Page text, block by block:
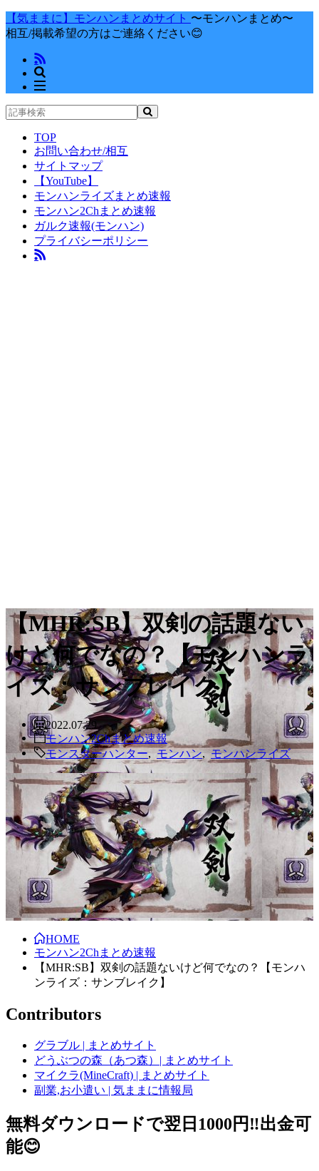
【気ままに】モンハンまとめサイト 〜モンハンまとめ〜
相互/掲載希望の方はご連絡ください😊
TOP
お問い合わせ/相互
サイトマップ
【YouTube】
モンハンライズまとめ速報
モンハン2Chまとめ速報
ガルク速報(モンハン)
プライバシーポリシー
【MHR:SB】双剣の話題ない
けど何でなの？【モンハンラ
イズ：サンブレイク】
2022.07.29
モンハン2Chまとめ速報
モンスターハンター,モンハン,モンハンライズ
HOME
モンハン2Chまとめ速報
【MHR:SB】双剣の話題ないけど何でなの？【モンハ
ンライズ：サンブレイク】
Contributors
グラブル | まとめサイト
どうぶつの森（あつ森）| まとめサイト
マイクラ(MineCraft) | まとめサイト
副業,お小遣い | 気ままに情報局
無料ダウンロードで翌日1000円‼️出金可
能😊